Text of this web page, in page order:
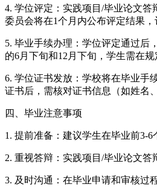
4. 学位评定：实践项目/毕业论文
委员会将在1个月内公布评定结果
5. 毕业手续办理：学位评定通过后
的6月下旬和12月下旬，学生需在
6. 学位证书发放：学校将在毕业手
证书后，需核对证书信息（如姓名
四、毕业注意事项
1. 提前准备：建议学生在毕业前3-
2. 重视答辩：实践项目/毕业论文
3. 及时沟通：在毕业申请和审核过